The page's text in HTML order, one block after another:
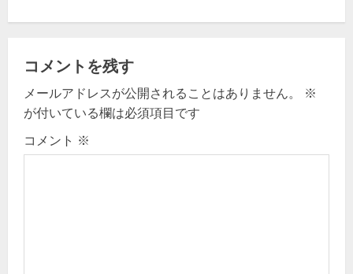
n
a
v
i
g
コメントを残す
メールアドレスが公開されることはありません。
※
が付いている欄は必須項目です
コメント ※